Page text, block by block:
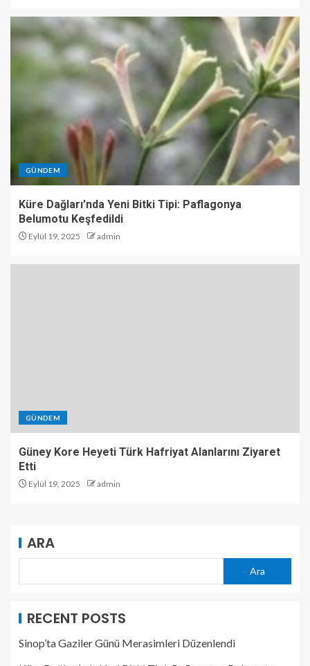
GÜNDEM
Küre Dağları’nda Yeni Bitki Tipi: Paflagonya
Belumotu Keşfedildi
Eylül 19, 2025 admin
GÜNDEM
Güney Kore Heyeti Türk Hafriyat Alanlarını Ziyaret
Etti
Eylül 19, 2025 admin
ARA
Ara
RECENT POSTS
Sinop’ta Gaziler Günü Merasimleri Düzenlendi